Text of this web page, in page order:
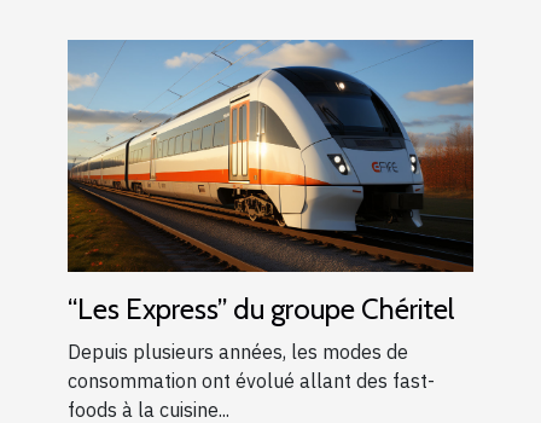
“Les Express” du groupe Chéritel
Depuis plusieurs années, les modes de
consommation ont évolué allant des fast-
foods à la cuisine...